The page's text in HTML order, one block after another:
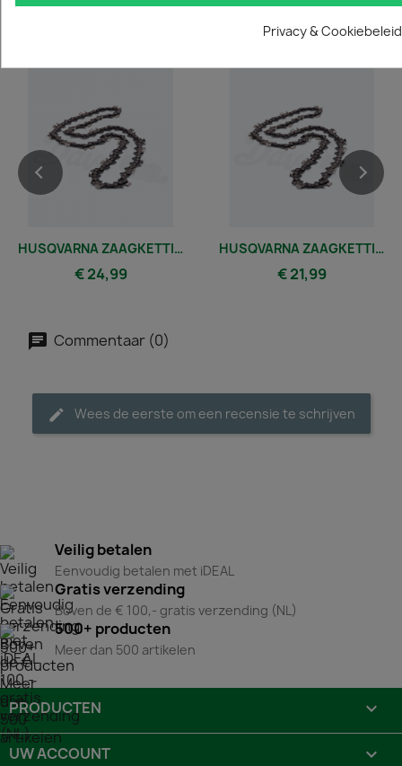
Vergelijkbare en betere producten
HUSQVARNA ZAAGKETTING 35 CM | 3/8 MINI| 1.3 MM | 50 SCHAKELS
€ 24,99
HUSQVARNA ZAAGKETTING 30 CM | 3/8 MINI | 1.1 MM | 45 SCHAKELS
€ 21,99
Commentaar (0)
Wees de eerste om een recensie te schrijven
Veilig betalen
Eenvoudig betalen met iDEAL
Gratis verzending
Boven de € 100,- gratis verzending (NL)
500+ producten
Meer dan 500 artikelen
PRODUCTEN 
UW ACCOUNT 
Privacy & Cookiebeleid